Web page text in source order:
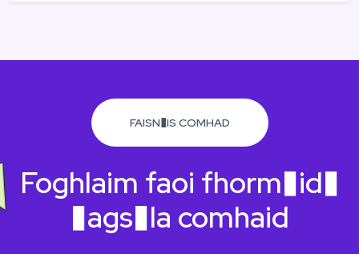
FAISN�IS COMHAD
Foghlaim faoi fhorm�id�
�ags�la comhaid